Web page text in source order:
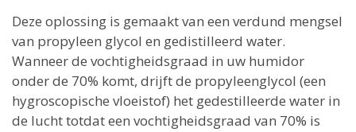
Deze oplossing is gemaakt van een verdund mengsel
van propyleen glycol en gedistilleerd water.
Wanneer de vochtigheidsgraad in uw humidor
onder de 70% komt, drijft de propyleenglycol (een
hygroscopische vloeistof) het gedestilleerde water in
de lucht totdat een vochtigheidsgraad van 70% is